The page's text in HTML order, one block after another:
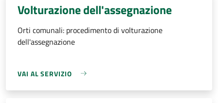
Volturazione dell'assegnazione
Orti comunali: procedimento di volturazione
dell'assegnazione
VAI AL SERVIZIO